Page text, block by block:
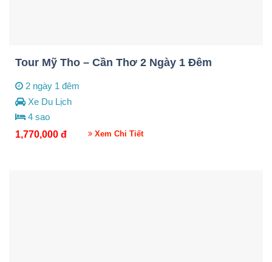
Tour Mỹ Tho – Cần Thơ 2 Ngày 1 Đêm
2 ngày 1 đêm
Xe Du Lịch
4 sao
1,770,000đ Xem Chi Tiết